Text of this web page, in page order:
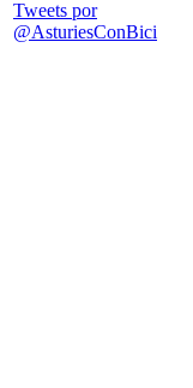
Tweets por
@AsturiesConBici